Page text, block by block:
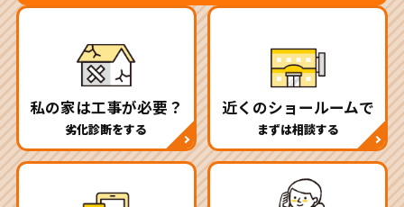
私の家は工事が必要？
劣化診断をする
近くのショールームで
まずは相談する